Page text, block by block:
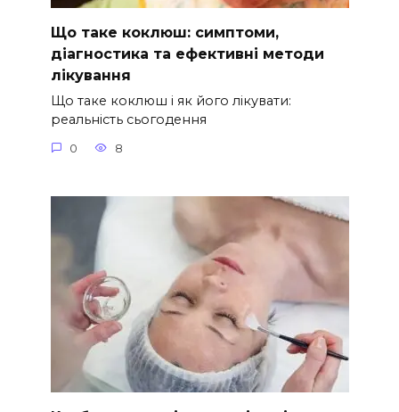
Що таке коклюш: симптоми,
діагностика та ефективні методи
лікування
Що таке коклюш і як його лікувати:
реальність сьогодення
0 8